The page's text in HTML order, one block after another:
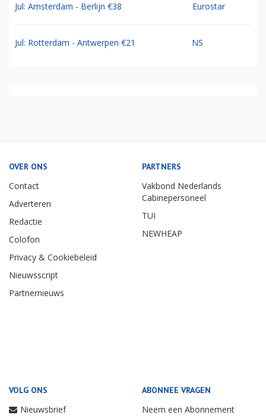
Jul: Amsterdam - Berlijn €38 Eurostar
Jul: Rotterdam - Antwerpen €21 NS
OVER ONS
Contact
Adverteren
Redactie
Colofon
Privacy & Cookiebeleid
Nieuwsscript
Partnernieuws
PARTNERS
Vakbond Nederlands
Cabinepersoneel
TUI
NEWHEAP
VOLG ONS
Nieuwsbrief
ABONNEE VRAGEN
Neem een Abonnement